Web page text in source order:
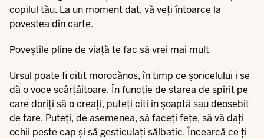
copilul tău. La un moment dat, vă veți întoarce la
povestea din carte.
Poveștile pline de viață te fac să vrei mai mult
Ursul poate fi citit morocănos, în timp ce șoricelului i se
dă o voce scârțâitoare. În funcție de starea de spirit pe
care doriți să o creați, puteți citi în șoaptă sau deosebit
de tare. Puteți, de asemenea, să faceți fețe, să vă dați
ochii peste cap și să gesticulați sălbatic. Încearcă ce ți